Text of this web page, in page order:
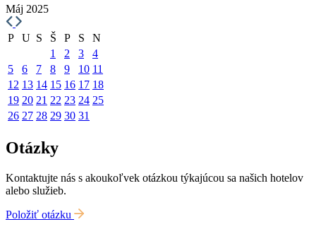
Máj 2025
P U S Š P S
N
1
2 3
4
5
6 7 8 9 10 11
12 13 14 15 16 17 18
19 20 21 22 23 24 25
26 27 28 29 30 31
Otázky
Kontaktujte nás s akoukoľvek otázkou týkajúcou sa našich hotelov
alebo služieb.
Položiť otázku